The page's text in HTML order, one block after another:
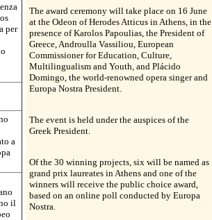
per
a
il
The award ceremony will take place on 16 June
at the Odeon of Herodes Atticus in Athens, in the
presence of Karolos Papoulias, the President of
Greece, Androulla Vassiliou, European
Commissioner for Education, Culture,
Multilingualism and Youth, and Plácido
Domingo, the world-renowned opera singer and
Europa Nostra President.
The event is held under the auspices of the
Greek President.
Of the 30 winning projects, six will be named as
grand prix laureates in Athens and one of the
winners will receive the public choice award,
based on an online poll conducted by Europa
Nostra.